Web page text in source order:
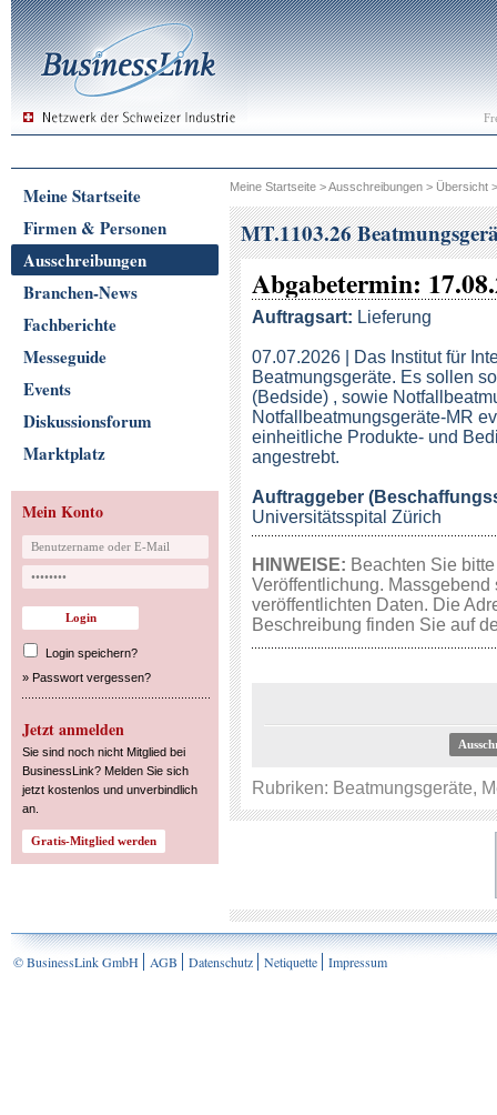
Meine Startseite
Firmen & Personen
Ausschreibungen
Branchen-News
Fachberichte
Messeguide
Events
Diskussionsforum
Marktplatz
Mein Konto
Login speichern?
» Passwort vergessen?
Jetzt anmelden
Sie sind noch nicht Mitglied bei
BusinessLink? Melden Sie sich
jetzt kostenlos und unverbindlich
an.
Meine Startseite >Ausschreibungen > Übersicht
MT.1103.26
Abgabetermin:
Auftragsart: Lieferung
07.07.2026 | Das Institut für
Beatmungsgeräte. Es sollen
(Bedside) , sowie
Notfallbeatmungsgeräte-MR
einheitliche Produkte- und
angestrebt.
Auftraggeber
Universitätsspital Zürich
HINWEISE: Beachten Sie
Veröffentlichung.
veröffentlichten Daten. Die
Beschreibung finden Sie auf
Rubriken: Beatmungsgeräte,
© BusinessLink GmbH AGB Datenschutz Netiquette Impressum